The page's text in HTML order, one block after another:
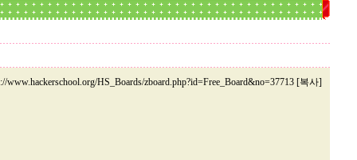
www.hackerschool.org/HS_Boards/zboard.php?id=Free_Board&no=37713 [복사]